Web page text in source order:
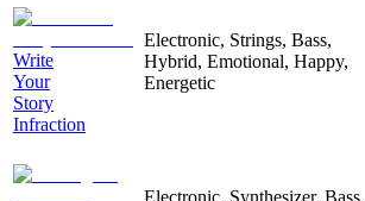
Write
Your
Story
Infraction
Electronic, Strings, Bass,
Hybrid, Emotional, Happy,
Energetic
Electronic, Synthesizer, Bass,